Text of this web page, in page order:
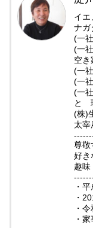
イ
ナ
(一
(一
空
(一
(一
(一
と
(株)
太
尊敬
好き
趣味
・
・
・
・